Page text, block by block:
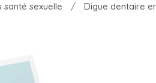
sexuelle Digue dentaire